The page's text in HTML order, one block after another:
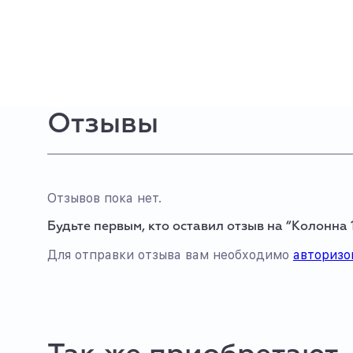
Отзывы
Отзывов пока нет.
Будьте первым, кто оставил отзыв на “Колонна
Для отправки отзыва вам необходимо